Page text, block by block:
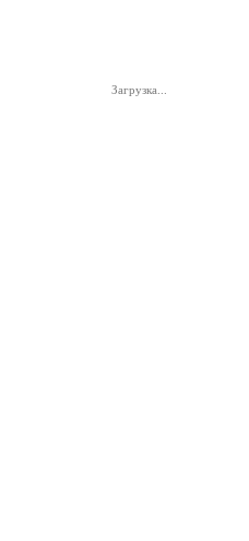
Загрузка...